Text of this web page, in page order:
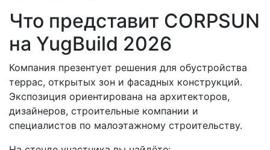
Что представит CORPSUN
на YugBuild 2026
Компания презентует решения для обустройства
террас, открытых зон и фасадных конструкций.
Экспозиция ориентирована на архитекторов,
дизайнеров, строительные компании и
специалистов по малоэтажному строительству.